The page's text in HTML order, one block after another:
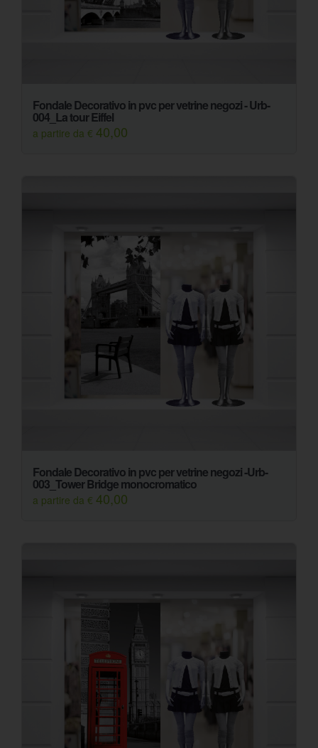
Fondale Decorativo in pvc per vetrine negozi - Urb-
004_La tour Eiffel
a partire da € 40,00
Fondale Decorativo in pvc per vetrine negozi -Urb-
003_Tower Bridge monocromatico
a partire da € 40,00